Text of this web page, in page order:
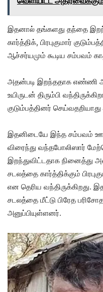
இதனால் தங்களது தந்தை
கார்த்திக், பிரபுகுமார்
ஆச்சர்யமும் கூடிய சம்பவம்
அதன்படி இறந்ததாக எண்ணி
உயிருடன் திரும்பி
குடும்பத்தினர் செய்வதறியாது
இதனிடையே இந்த சம்பவம் ஊர்
விரைந்து வந்தபோலிஸார்
இறந்துவிட்டதாக நினைத்து
சடலத்தை கார்த்திக்கும்
என தெரிய
சடலத்தை மீட்டு பிரேத
அனுப்பியுள்ளனர்.